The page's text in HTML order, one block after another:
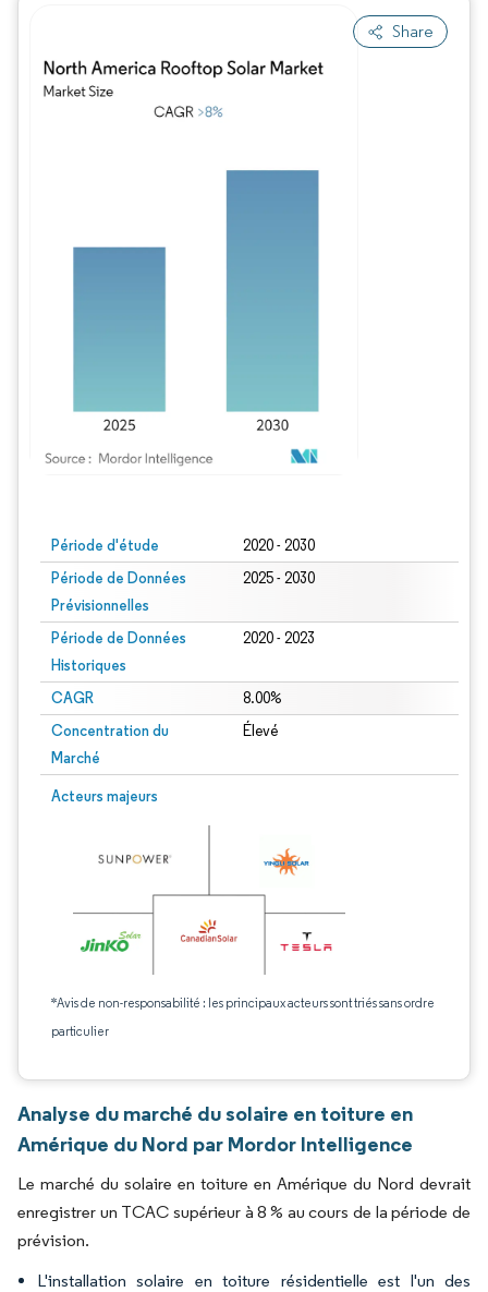
Share
Période d'étude 2020 - 2030
Période de Données
Prévisionnelles
2025 - 2030
Période de Données
Historiques
2020 - 2023
CAGR 8.00%
Concentration du
Marché
Élevé
Acteurs majeurs
*Avis de non-responsabilité : les principaux acteurs sont triés sans ordre
particulier
Analyse du marché du solaire en toiture en
Amérique du Nord par Mordor Intelligence
Le marché du solaire en toiture en Amérique du Nord devrait
enregistrer un TCAC supérieur à 8 % au cours de la période de
prévision.
L'installation solaire en toiture résidentielle est l'un des